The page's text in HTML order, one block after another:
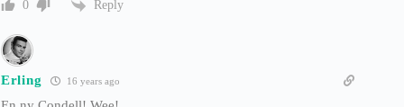
0 Reply
Erling 16 years ago